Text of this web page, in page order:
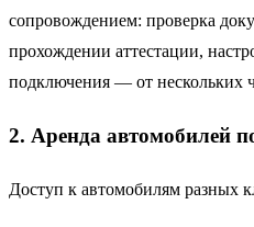
сопровождением: проверка
прохождении аттестации,
подключения — от нескольких
2. Аренда автомобилей
Доступ к автомобилям разных